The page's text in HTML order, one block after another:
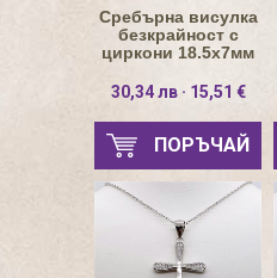
Сребърна висулка
безкрайност с
циркони 18.5х7мм
30,34 лв · 15,51 €
ПОРЪЧАЙ